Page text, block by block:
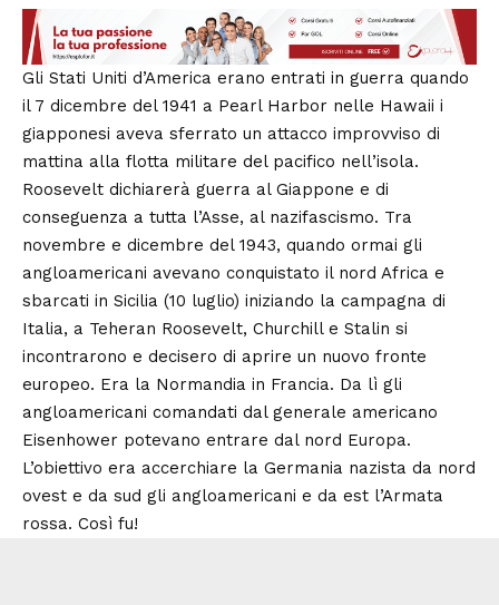
Gli Stati Uniti d’America erano entrati in guerra quando
il 7 dicembre del 1941 a Pearl Harbor nelle Hawaii i
giapponesi aveva sferrato un attacco improvviso di
mattina alla flotta militare del pacifico nell’isola.
Roosevelt dichiarerà guerra al Giappone e di
conseguenza a tutta l’Asse, al nazifascismo. Tra
novembre e dicembre del 1943, quando ormai gli
angloamericani avevano conquistato il nord Africa e
sbarcati in Sicilia (10 luglio) iniziando la campagna di
Italia, a Teheran Roosevelt, Churchill e Stalin si
incontrarono e decisero di aprire un nuovo fronte
europeo. Era la Normandia in Francia. Da lì gli
angloamericani comandati dal generale americano
Eisenhower potevano entrare dal nord Europa.
L’obiettivo era accerchiare la Germania nazista da nord
ovest e da sud gli angloamericani e da est l’Armata
rossa. Così fu!